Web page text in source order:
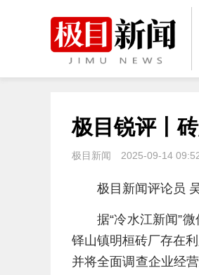
极目锐评丨
极目新闻 2025-09-14
极目新闻评论员
据“冷水江新闻”
铎山镇明桓砖厂存在
并将全面调查企业经